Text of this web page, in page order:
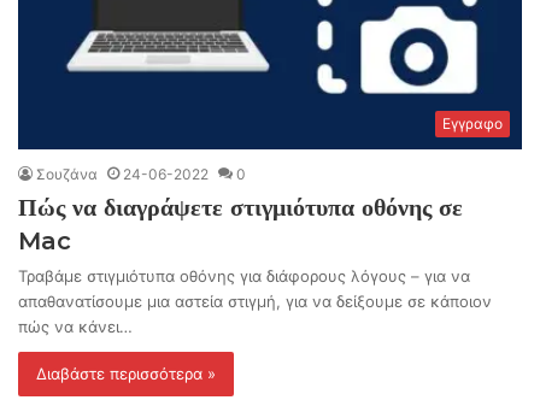
Εγγραφο
Σουζάνα 24-06-2022 0
Πώς να διαγράψετε στιγμιότυπα οθόνης σε
Mac
Τραβάμε στιγμιότυπα οθόνης για διάφορους λόγους – για να
απαθανατίσουμε μια αστεία στιγμή, για να δείξουμε σε κάποιον
πώς να κάνει…
Διαβάστε περισσότερα »